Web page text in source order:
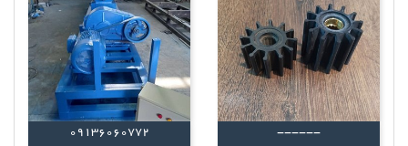
------
09136060772